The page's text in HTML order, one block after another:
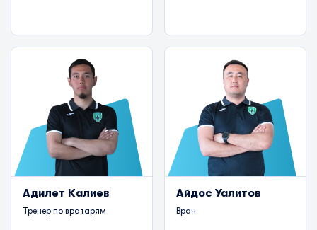
Адилет Калиев
Тренер по вратарям
Айдос Уалитов
Врач